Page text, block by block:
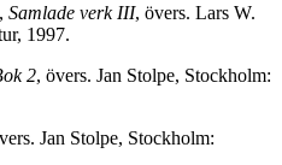
, Samlade verk III, övers. Lars W.
1997.
2, övers. Jan Stolpe, Stockholm:
Jan Stolpe, Stockholm: